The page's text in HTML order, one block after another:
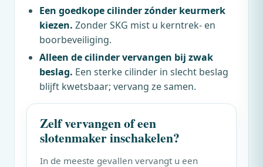
Een goedkope cilinder zónder keurmerk
kiezen. Zonder SKG mist u kerntrek- en
boorbeveiliging.
Alleen de cilinder vervangen bij zwak
beslag. Een sterke cilinder in slecht beslag
blijft kwetsbaar; vervang ze samen.
Zelf vervangen of een
slotenmaker inschakelen?
In de meeste gevallen vervangt u een